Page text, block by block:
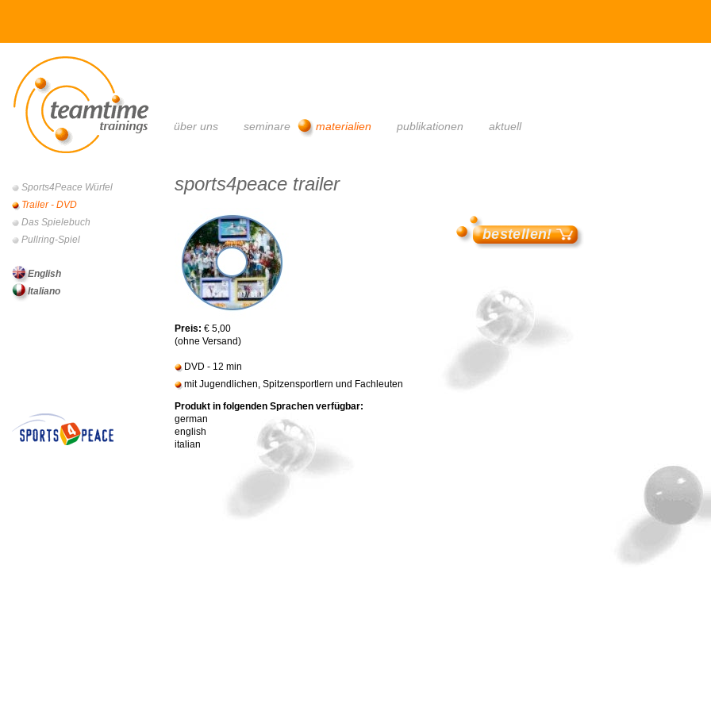
über uns seminare materialien publikationen aktuell
sports4peace trailer
bestellen!
Preis: € 5,00
(ohne Versand)
DVD - 12 min
mit Jugendlichen, Spitzensportlern und Fachleuten
Produkt in folgenden Sprachen verfügbar:
german
english
italian
main menu
Sports4Peace Würfel
Trailer - DVD
Das Spielebuch
Pullring-Spiel
English
Italiano